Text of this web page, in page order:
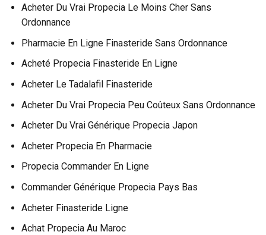
Acheter Du Vrai Propecia Le Moins Cher Sans
Ordonnance
Pharmacie En Ligne Finasteride Sans Ordonnance
Acheté Propecia Finasteride En Ligne
Acheter Le Tadalafil Finasteride
Acheter Du Vrai Propecia Peu Coûteux Sans Ordonnance
Acheter Du Vrai Générique Propecia Japon
Acheter Propecia En Pharmacie
Propecia Commander En Ligne
Commander Générique Propecia Pays Bas
Acheter Finasteride Ligne
Achat Propecia Au Maroc